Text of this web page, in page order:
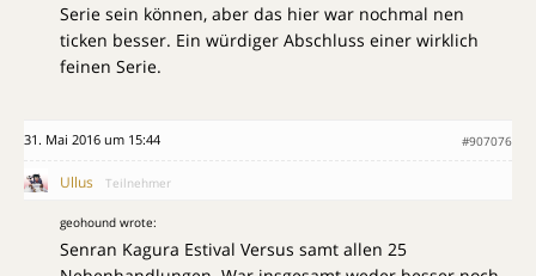
Serie sein können, aber das hier war nochmal nen
ticken besser. Ein würdiger Abschluss einer wirklich
feinen Serie.
31. Mai 2016 um 15:44 #907076
Ullus Teilnehmer
geohound wrote:
Senran Kagura Estival Versus samt allen 25